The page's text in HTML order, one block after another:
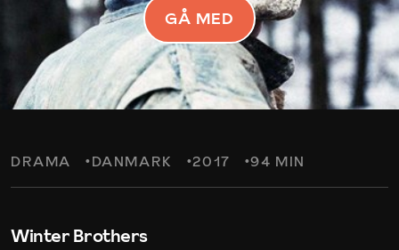
GÅ MED
DRAMA DANMARK 2017 94 MIN
Winter Brothers